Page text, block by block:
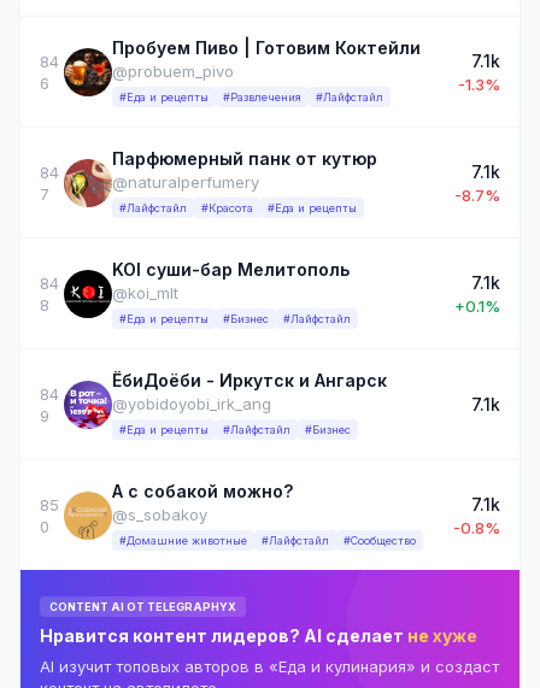
84
6
Пробуем Пиво | Готовим Коктейли
@probuem_pivo
#Еда и рецепты #Развлечения #Лайфстайл
7.1k
-1.3%
84
7
Парфюмерный панк от кутюр
@naturalperfumery
#Лайфстайл #Красота #Еда и рецепты
7.1k
-8.7%
84
8
KOI суши-бар Мелитополь
@koi_mlt
#Еда и рецепты #Бизнес #Лайфстайл
7.1k
+0.1%
84
9
ЁбиДоёби - Иркутск и Ангарск
@yobidoyobi_irk_ang
#Еда и рецепты #Лайфстайл #Бизнес
7.1k
85
0
А с собакой можно?
@s_sobakoy
#Домашние животные #Лайфстайл #Сообщество
7.1k
-0.8%
CONTENT AI ОТ TELEGRAPHYX
Нравится контент лидеров? AI сделает не хуже
AI изучит топовых авторов в «Еда и кулинария» и создаст